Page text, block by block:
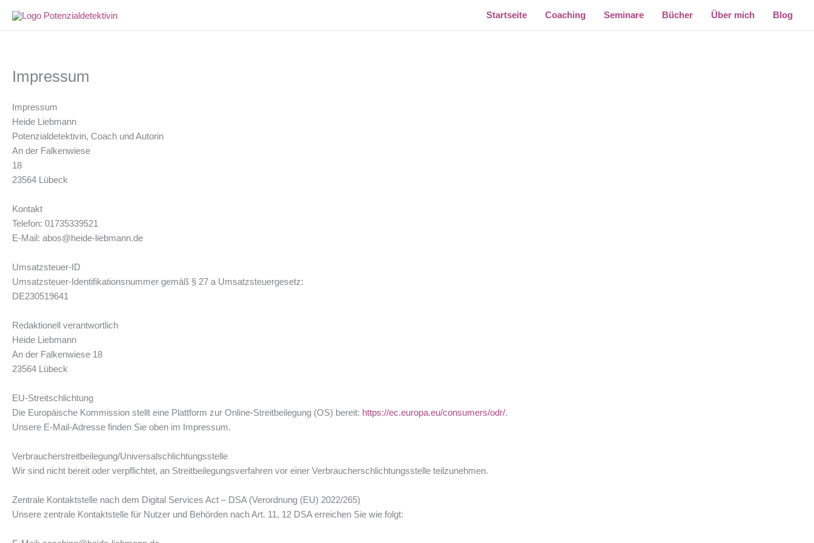
Inhalt
Startseite Coaching Seminare Bücher Über mich Blog
Impressum
Impressum
Heide Liebmann
Potenzialdetektivin, Coach und Autorin
An der Falkenwiese
18
23564 Lübeck
Kontakt
Telefon: 01735339521
E-Mail: abos@heide-liebmann.de
Umsatzsteuer-ID
Umsatzsteuer-Identifikationsnummer gemäß § 27 a Umsatzsteuergesetz:
DE230519641
Redaktionell verantwortlich
Heide Liebmann
An der Falkenwiese 18
23564 Lübeck
EU-Streitschlichtung
Die Europäische Kommission stellt eine Plattform zur Online-Streitbeilegung (OS) bereit: https://ec.europa.eu/consumers/odr/.
Unsere E-Mail-Adresse finden Sie oben im Impressum.
Verbraucher­streit­beilegung/Universal­schlichtungs­stelle
Wir sind nicht bereit oder verpflichtet, an Streitbeilegungsverfahren vor einer Verbraucherschlichtungsstelle teilzunehmen.
Zentrale Kontaktstelle nach dem Digital Services Act – DSA (Verordnung (EU) 2022/265)
Unsere zentrale Kontaktstelle für Nutzer und Behörden nach Art. 11, 12 DSA erreichen Sie wie folgt: